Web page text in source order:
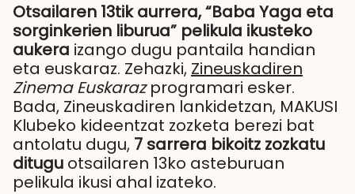
Otsailaren 13tik aurrera, “Baba Yaga eta
sorginkerien liburua” pelikula ikusteko
aukera izango dugu pantaila handian
eta euskaraz. Zehazki, Zineuskadiren
Zinema Euskarazprogramari esker.
Bada, Zineuskadiren lankidetzan, MAKUSI
Klubeko kideentzat zozketa berezi bat
antolatu dugu, 7 sarrera bikoitz zozkatu
ditugu otsailaren 13ko asteburuan
pelikula ikusi ahal izateko.